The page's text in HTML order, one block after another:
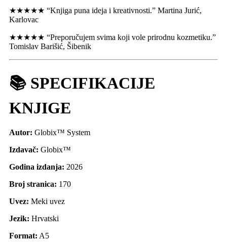
★★★★★ “Knjiga puna ideja i kreativnosti.” Martina Jurić,
Karlovac
★★★★★ “Preporučujem svima koji vole prirodnu kozmetiku.”
Tomislav Barišić, Šibenik
📚 SPECIFIKACIJE
KNJIGE
Autor: Globix™ System
Izdavač: Globix™
Godina izdanja: 2026
Broj stranica: 170
Uvez: Meki uvez
Jezik: Hrvatski
Format: A5